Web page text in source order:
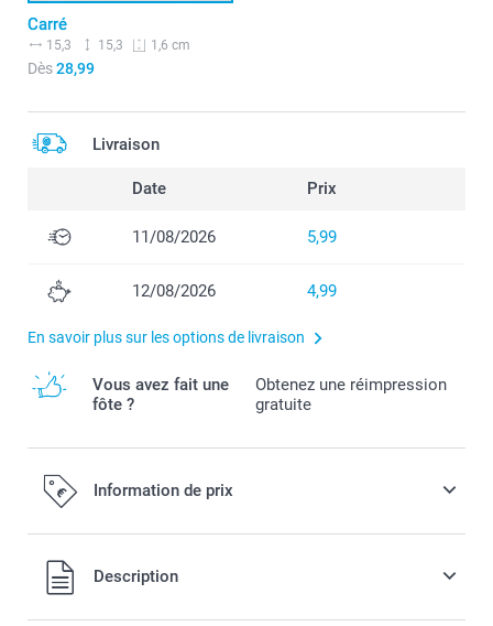
Carré
15,3 15,3 1,6 cm
Dès28,99
Livraison
Date Prix
11/08/2026 5,99
12/08/2026 4,99
En savoir plus sur les options de livraison
Vous avez fait une
fôte ?
Obtenez une réimpression
gratuite
Information de prix
Tous les prix sont en EURO (€), TVA incluse et hors frais de
port.
Description